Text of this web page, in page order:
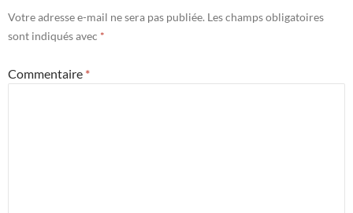
Votre adresse e-mail ne sera pas publiée. Les champs obligatoires
sont indiqués avec *
Commentaire *